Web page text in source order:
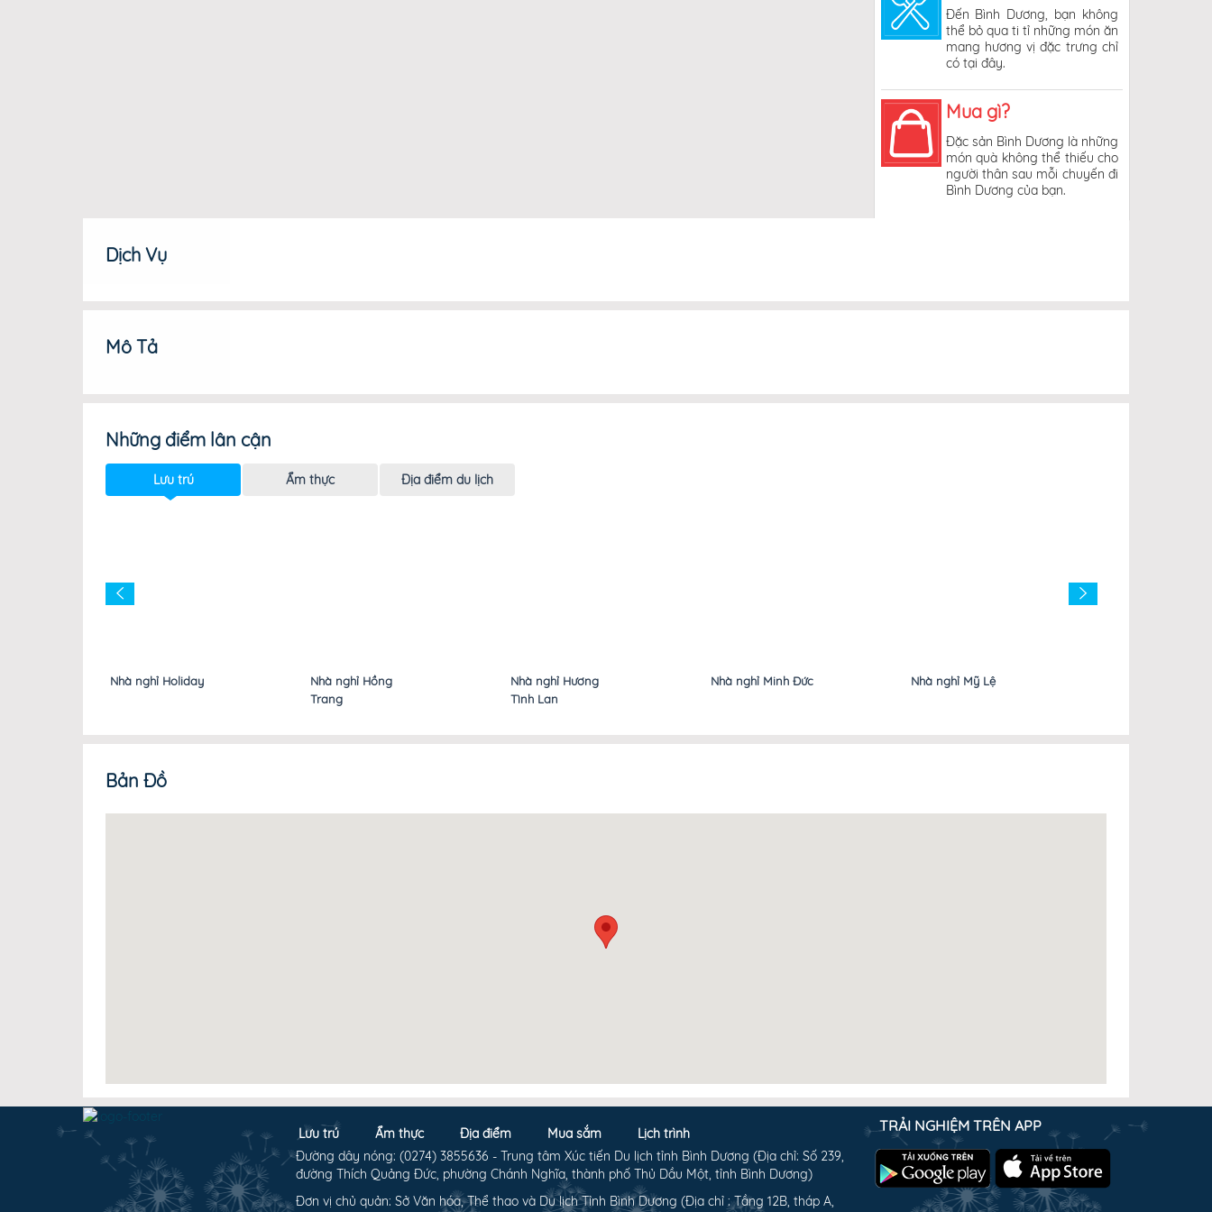
Đến Bình Dương, bạn không
thể bỏ qua ti tỉ những món ăn
mang hương vị đặc trưng chỉ
có tại đây.
Mua gì?
Đặc sản Bình Dương là những
món quà không thể thiếu cho
người thân sau mỗi chuyến đi
Bình Dương của bạn.
Dịch Vụ
Mô Tả
Những điểm lân cận
Lưu trú Ẩm thực Địa điểm du lịch
Nhà nghỉ Holiday
Nhà nghỉ Hồng
Nhà nghỉ Hương
Nhà nghỉ Minh Đức Nhà nghỉ Mỹ Lệ
Bản Đồ
Lưu trú Ẩm thực Địa điểm Mua sắm
Lịch trình
Đường dây nóng: (0274) 3855636 - Trung tâm Xúc tiến Du lịch tỉnh Bình Dương (Địa chỉ: Số 239,
đường Thích Quảng Đức, phường Chánh Nghĩa, thành phố Thủ Dầu Một, tỉnh Bình Dương)
Đơn vị chủ quản: Sở Văn hóa, Thể thao và Du lịch Tỉnh Bình Dương (Địa chỉ : Tầng 12B, tháp A,
TRẢI NGHIỆM TRÊN APP